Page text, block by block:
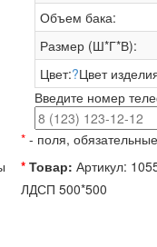
Объем бака:
Размер (Ш*Г*В):
Цвет:?Цвет
Введите номер
* - поля,
* Товар: Артикул:
ЛДСП 500*500